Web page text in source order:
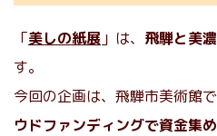
「美しの紙展 」は、 飛騨と美
す。
今回の企画は、飛騨市美術館
ウドファンディングで資金集